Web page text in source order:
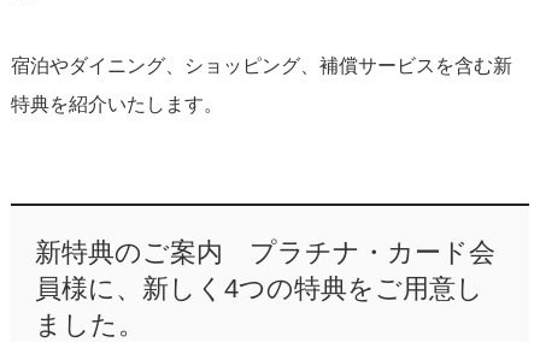
宿泊やダイニング、ショッピング、補償サービスを含む新
特典を紹介いたします。
新特典のご案内 プラチナ・カード会
員様に、新しく4つの特典をご用意し
ました。